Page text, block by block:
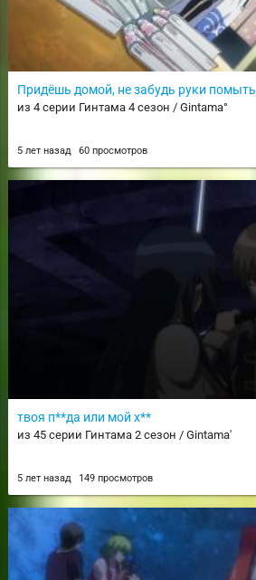
Придёшь домой, не забудь руки помыть
из 4 серии Гинтама 4 сезон / Gintama°
5 лет назад 60 просмотров
твоя п**да или мой х**
из 45 серии Гинтама 2 сезон / Gintama'
5 лет назад 149 просмотров